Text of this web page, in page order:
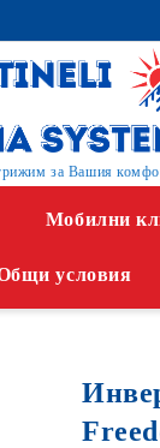
за Вашия
Мобилни
условия